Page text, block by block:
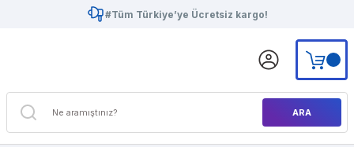
#Tüm Türkiye’ye Ücretsiz kargo!
ARA